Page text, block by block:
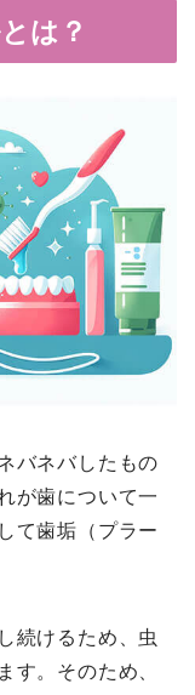
は？
バネバしたもの
が歯について一
て歯垢（プラー
続けるため、虫
す。そのため、